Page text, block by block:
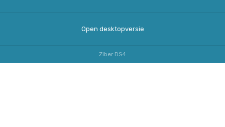
Open desktopversie
Ziber DS4